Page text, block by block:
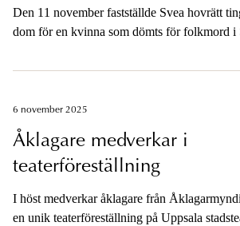
Den 11 november fastställde Svea hovrätt
dom för en kvinna som dömts för folkmord i
Folkmordskonventionens bestämmelse om
6 november 2025
Åklagare medverkar i
teaterföreställning
I höst medverkar åklagare från
en unik teaterföreställning på Uppsala